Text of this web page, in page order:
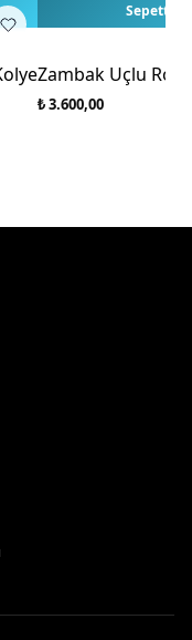
Sepette
Zambak Uçlu
₺ 3.600,00